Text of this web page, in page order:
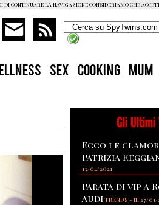
SEX COOKING MUM
Gli Ultimi
Ecco le
Patrizia
13/04/2021
Parata di vip a
AudiTRENDS -il 27/01/
continuare la navigazione consideriamo che